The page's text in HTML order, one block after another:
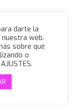
darte la
web.
sobre qué
o